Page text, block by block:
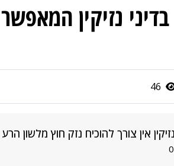
נזיקין
46
אין צורך להוכיח נזק חוץ מלשון